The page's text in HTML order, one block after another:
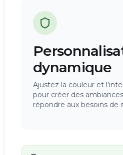
dynamique
Ajustez la couleur et
pour créer des
répondre aux besoins de